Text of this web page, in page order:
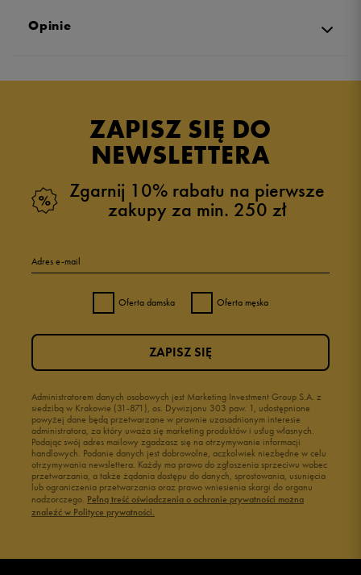
Opinie
ZAPISZ SIĘ DO
NEWSLETTERA
Zgarnij 10% rabatu na pierwsze
zakupy za min. 250 zł
Adres e-mail
Oferta damska Oferta męska
Administratorem danych osobowych jest Marketing Investment Group S.A. z
siedzibą w Krakowie (31-871), os. Dywizjonu 303 paw. 1, udostępnione
powyżej dane będą przetwarzane w prawnie uzasadnionym interesie
administratora, za który uważa się marketing produktów i usług własnych.
Podając swój adres mailowy zgadzasz się na otrzymywanie informacji
handlowych. Podanie danych jest dobrowolne, aczkolwiek niezbędne w celu
otrzymywania newslettera. Każdy ma prawo do zgłoszenia sprzeciwu wobec
przetwarzania, a także żądania dostępu do danych, sprostowania, usunięcia
lub ograniczenia przetwarzania oraz prawo wniesienia skargi do organu
nadzorczego. Pełną treść oświadczenia o ochronie prywatności można
znaleźć w Polityce prywatności.
ZAPISZ SIĘ